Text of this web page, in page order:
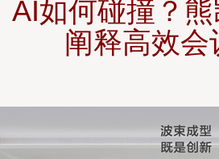
AI如何碰撞？
阐释高效会